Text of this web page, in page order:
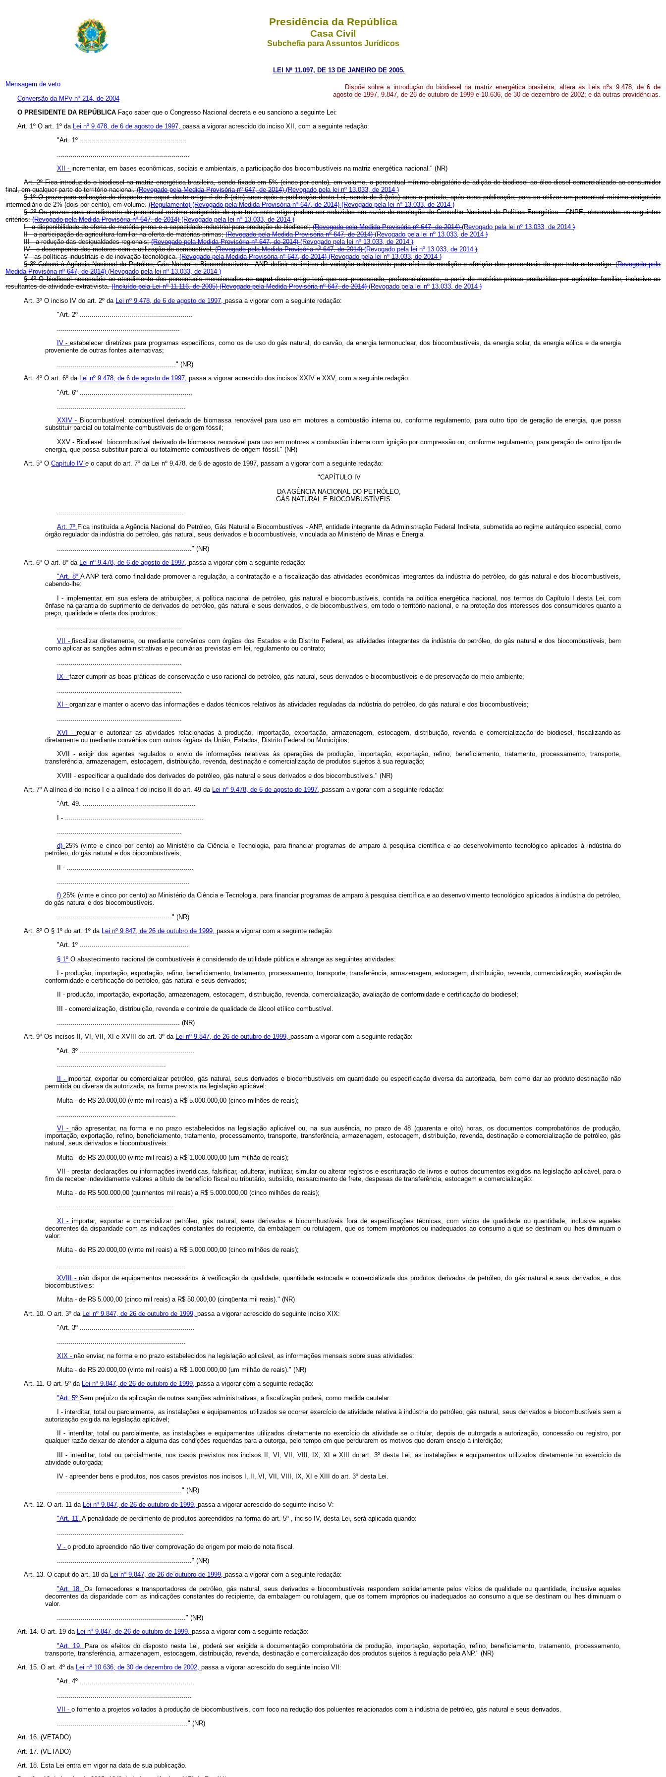
Presidência da República
Casa Civil
Subchefia para Assuntos Jurídicos
LEI Nº 11.097, DE 13 DE JANEIRO DE 2005.
Mensagem de veto
Conversão da MPv nº 214, de 2004
Dispõe sobre a introdução do biodiesel na matriz energética brasileira; altera as Leis nºs 9.478, de 6 de
agosto de 1997, 9.847, de 26 de outubro de 1999 e 10.636, de 30 de dezembro de 2002; e dá outras providências.
O PRESIDENTE DA REPÚBLICA Faço saber que o Congresso Nacional decreta e eu sanciono a seguinte Lei:
Art. 1º O art. 1º da
Lei nº 9.478, de 6 de agosto de 1997, passa a vigorar acrescido do inciso XII, com a seguinte redação:
"Art. 1º ......................................................
XII - incrementar, em bases econômicas, sociais e ambientais, a participação dos biocombustíveis na matriz energética nacional." (NR)
Art. 2º Fica introduzido o biodiesel na matriz energética brasileira, sendo fixado em 5% (cinco por cento), em volume, o percentual mínimo obrigatório de adição de biodiesel ao óleo diesel comercializado ao consumidor
final, em qualquer parte do território nacional.(Revogado pela Medida Provisória nº 647, de 2014)(Revogado pela lei nº 13.033, de 2014)
§ 1º O prazo para aplicação do disposto no caput deste artigo é de 8 (oito) anos após a publicação desta Lei, sendo de 3 (três) anos o período, após essa publicação, para se utilizar um percentual mínimo obrigatório
intermediário de 2% (dois por cento), em volume.(Regulamento)(Revogado pela Medida Provisória nº 647, de 2014)(Revogado pela lei nº 13.033, de 2014)
§ 2º Os prazos para atendimento do percentual mínimo obrigatório de que trata este artigo podem ser reduzidos em razão de resolução do Conselho Nacional de Política Energética - CNPE, observados os seguintes
critérios:(Revogado pela Medida Provisória nº 647, de 2014)(Revogado pela lei nº 13.033, de 2014)
I - a disponibilidade de oferta de matéria-prima e a capacidade industrial para produção de biodiesel;(Revogado pela Medida Provisória nº 647, de 2014)(Revogado pela lei nº 13.033, de 2014)
II - a participação da agricultura familiar na oferta de matérias-primas;(Revogado pela Medida Provisória nº 647, de 2014)(Revogado pela lei nº 13.033, de 2014)
III - a redução das desigualdades regionais;(Revogado pela Medida Provisória nº 647, de 2014)(Revogado pela lei nº 13.033, de 2014)
IV - o desempenho dos motores com a utilização do combustível;(Revogado pela Medida Provisória nº 647, de 2014)(Revogado pela lei nº 13.033, de 2014)
V - as políticas industriais e de inovação tecnológica.(Revogado pela Medida Provisória nº 647, de 2014)(Revogado pela lei nº 13.033, de 2014)
§ 3º Caberá à Agência Nacional do Petróleo, Gás Natural e Biocombustíveis - ANP definir os limites de variação admissíveis para efeito de medição e aferição dos percentuais de que trata este artigo.(Revogado pela
Medida Provisória nº 647, de 2014)(Revogado pela lei nº 13.033, de 2014)
§ 4º O biodiesel necessário ao atendimento dos percentuais mencionados nocaputdeste artigo terá que ser processado, preferencialmente, a partir de matérias-primas produzidas por agricultor familiar, inclusive as
resultantes de atividade extrativista.(Incluído pela Lei nº 11.116, de 2005)(Revogado pela Medida Provisória nº 647, de 2014)(Revogado pela lei nº 13.033, de 2014)
Art. 3º O inciso IV do art. 2º da Lei nº 9.478, de 6 de agosto de 1997,passa a vigorar com a seguinte redação:
"Art. 2º .........................................................
..............................................................
IV - estabelecer diretrizes para programas específicos, como os de uso do gás natural, do carvão, da energia termonuclear, dos biocombustíveis, da energia solar, da energia eólica e da energia
proveniente de outras fontes alternativas;
............................................................" (NR)
Art. 4º O art. 6º da Lei nº 9.478, de 6 de agosto de 1997,passa a vigorar acrescido dos incisos XXIV e XXV, com a seguinte redação:
"Art. 6º .........................................................
XXIV - Biocombustível: combustível derivado de biomassa renovável para uso em motores a combustão interna ou, conforme regulamento, para outro tipo de geração de energia, que possa
substituir parcial ou totalmente combustíveis de origem fóssil;
XXV - Biodiesel: biocombustível derivado de biomassa renovável para uso em motores a combustão interna com ignição por compressão ou, conforme regulamento, para geração de outro tipo de
energia, que possa substituir parcial ou totalmente combustíveis de origem fóssil." (NR)
Art. 5º OCapítulo IVe o caput do art. 7º da Lei nº 9.478, de 6 de agosto de 1997, passam a vigorar com a seguinte redação:
"CAPÍTULO IV
DA AGÊNCIA NACIONAL DO PETRÓLEO,
GÁS NATURAL E BIOCOMBUSTÍVEIS
Art. 7º Fica instituída a Agência Nacional do Petróleo, Gás Natural e Biocombustíves - ANP, entidade integrante da Administração Federal Indireta, submetida ao regime autárquico especial, como
órgão regulador da indústria do petróleo, gás natural, seus derivados e biocombustíveis, vinculada ao Ministério de Minas e Energia.
...................................................................." (NR)
Art. 6º O art. 8º da
Lei nº 9.478, de 6 de agosto de 1997,passa a vigorar com a seguinte redação:
"Art. 8º A ANP terá como finalidade promover a regulação, a contratação e a fiscalização das atividades econômicas integrantes da indústria do petróleo, do gás natural e dos biocombustíveis,
cabendo-lhe:
I - implementar, em sua esfera de atribuições, a política nacional de petróleo, gás natural e biocombustíveis, contida na política energética nacional, nos termos do Capítulo I desta Lei, com
ênfase na garantia do suprimento de derivados de petróleo, gás natural e seus derivados, e de biocombustíveis, em todo o território nacional, e na proteção dos interesses dos consumidores quanto a
preço, qualidade e oferta dos produtos;
VII -fiscalizar diretamente, ou mediante convênios com órgãos dos Estados e do Distrito Federal, as atividades integrantes da indústria do petróleo, do gás natural e dos biocombustíveis, bem
como aplicar as sanções administrativas e pecuniárias previstas em lei, regulamento ou contrato;
IX - fazer cumprir as boas práticas de conservação e uso racional do petróleo, gás natural, seus derivados e biocombustíveis e de preservação do meio ambiente;
...............................................................
XI - organizar e manter o acervo das informações e dados técnicos relativos às atividades reguladas da indústria do petróleo, do gás natural e dos biocombustíveis;
XVI -regular e autorizar as atividades relacionadas à produção, importação, exportação, armazenagem, estocagem, distribuição, revenda e comercialização de biodiesel, fiscalizando-as
diretamente ou mediante convênios com outros órgãos da União, Estados, Distrito Federal ou Municípios;
XVII - exigir dos agentes regulados o envio de informações relativas às operações de produção, importação, exportação, refino, beneficiamento, tratamento, processamento, transporte,
transferência, armazenagem, estocagem, distribuição, revenda, destinação e comercialização de produtos sujeitos à sua regulação;
XVIII - especificar a qualidade dos derivados de petróleo, gás natural e seus derivados e dos biocombustíveis." (NR)
Art. 7º A alínea d do inciso I e a alínea f do inciso II do art. 49 da Lei nº 9.478, de 6 de agosto de 1997,passam a vigorar com a seguinte redação:
"Art. 49. .........................................................
I - ......................................................................
...............................................................
d) 25% (vinte e cinco por cento) ao Ministério da Ciência e Tecnologia, para financiar programas de amparo à pesquisa científica e ao desenvolvimento tecnológico aplicados à indústria do
petróleo, do gás natural e dos biocombustíveis;
II - ................................................................
...................................................................
f) 25% (vinte e cinco por cento) ao Ministério da Ciência e Tecnologia, para financiar programas de amparo à pesquisa científica e ao desenvolvimento tecnológico aplicados à indústria do petróleo,
do gás natural e dos biocombustíveis.
.........................................................." (NR)
Art. 8º O § 1º do art. 1º da Lei nº 9.847, de 26 de outubro de 1999,passa a vigorar com a seguinte redação:
"Art. 1º .......................................................
§ 1º O abastecimento nacional de combustíveis é considerado de utilidade pública e abrange as seguintes atividades:
I - produção, importação, exportação, refino, beneficiamento, tratamento, processamento, transporte, transferência, armazenagem, estocagem, distribuição, revenda, comercialização, avaliação de
conformidade e certificação do petróleo, gás natural e seus derivados;
II - produção, importação, exportação, armazenagem, estocagem, distribuição, revenda, comercialização, avaliação de conformidade e certificação do biodiesel;
III - comercialização, distribuição, revenda e controle de qualidade de álcool etílico combustível.
.............................................................. (NR)
Art. 9º Os incisos II, VI, VII, XI e XVIII do art. 3º da Lei nº 9.847, de 26 de outubro de 1999,passam a vigorar com a seguinte redação:
"Art. 3º ..........................................................
.......................................................
II -importar, exportar ou comercializar petróleo, gás natural, seus derivados e biocombustíveis em quantidade ou especificação diversa da autorizada, bem como dar ao produto destinação não
permitida ou diversa da autorizada, na forma prevista na legislação aplicável:
Multa - de R$ 20.000,00 (vinte mil reais) a R$ 5.000.000,00 (cinco milhões de reais);
............................................................
VI -não apresentar, na forma e no prazo estabelecidos na legislação aplicável ou, na sua ausência, no prazo de 48 (quarenta e oito) horas, os documentos comprobatórios de produção,
importação, exportação, refino, beneficiamento, tratamento, processamento, transporte, transferência, armazenagem, estocagem, distribuição, revenda, destinação e comercialização de petróleo, gás
natural, seus derivados e biocombustíveis:
Multa - de R$ 20.000,00 (vinte mil reais) a R$ 1.000.000,00 (um milhão de reais);
VII - prestar declarações ou informações inverídicas, falsificar, adulterar, inutilizar, simular ou alterar registros e escrituração de livros e outros documentos exigidos na legislação aplicável, para o
fim de receber indevidamente valores a título de benefício fiscal ou tributário, subsídio, ressarcimento de frete, despesas de transferência, estocagem e comercialização:
Multa - de R$ 500.000,00 (quinhentos mil reais) a R$ 5.000.000,00 (cinco milhões de reais);
XI - importar, exportar e comercializar petróleo, gás natural, seus derivados e biocombustíveis fora de especificações técnicas, com vícios de qualidade ou quantidade, inclusive aqueles
decorrentes da disparidade com as indicações constantes do recipiente, da embalagem ou rotulagem, que os tornem impróprios ou inadequados ao consumo a que se destinam ou lhes diminuam o
valor:
Multa - de R$ 20.000,00 (vinte mil reais) a R$ 5.000.000,00 (cinco milhões de reais);
XVIII -não dispor de equipamentos necessários à verificação da qualidade, quantidade estocada e comercializada dos produtos derivados de petróleo, do gás natural e seus derivados, e dos
biocombustíveis:
Multa - de R$ 5.000,00 (cinco mil reais) a R$ 50.000,00 (cinqüenta mil reais)." (NR)
Art. 10. O art. 3º da Lei nº 9.847, de 26 de outubro de 1999,passa a vigorar acrescido do seguinte inciso XIX:
"Art. 3º ..........................................................
.................................................................
XIX - não enviar, na forma e no prazo estabelecidos na legislação aplicável, as informações mensais sobre suas atividades:
Multa - de R$ 20.000,00 (vinte mil reais) a R$ 1.000.000,00 (um milhão de reais)." (NR)
Art. 11. O art. 5º da Lei nº 9.847, de 26 de outubro de 1999,passa a vigorar com a seguinte redação:
"Art. 5º Sem prejuízo da aplicação de outras sanções administrativas, a fiscalização poderá, como medida cautelar:
I - interditar, total ou parcialmente, as instalações e equipamentos utilizados se ocorrer exercício de atividade relativa à indústria do petróleo, gás natural, seus derivados e biocombustíveis sem a
autorização exigida na legislação aplicável;
II - interditar, total ou parcialmente, as instalações e equipamentos utilizados diretamente no exercício da atividade se o titular, depois de outorgada a autorização, concessão ou registro, por
qualquer razão deixar de atender a alguma das condições requeridas para a outorga, pelo tempo em que perdurarem os motivos que deram ensejo à interdição;
III - interditar, total ou parcialmente, nos casos previstos nos incisos II, VI, VII, VIII, IX, XI e XIII do art. 3º desta Lei, as instalações e equipamentos utilizados diretamente no exercício da
atividade outorgada;
IV - apreender bens e produtos, nos casos previstos nos incisos I, II, VI, VII, VIII, IX, XI e XIII do art. 3º desta Lei.
..............................................................." (NR)
Art. 12. O art. 11 da Lei nº 9.847, de 26 de outubro de 1999,passa a vigorar acrescido do seguinte inciso V:
"Art. 11. A penalidade de perdimento de produtos apreendidos na forma do art. 5º , inciso IV, desta Lei, será aplicada quando:
................................................................
V - o produto apreendido não tiver comprovação de origem por meio de nota fiscal.
...................................................................." (NR)
Art. 13. O caput do art. 18 da Lei nº 9.847, de 26 de outubro de 1999,passa a vigorar com a seguinte redação:
"Art. 18.Os fornecedores e transportadores de petróleo, gás natural, seus derivados e biocombustíveis respondem solidariamente pelos vícios de qualidade ou quantidade, inclusive aqueles
decorrentes da disparidade com as indicações constantes do recipiente, da embalagem ou rotulagem, que os tornem impróprios ou inadequados ao consumo a que se destinam ou lhes diminuam o
valor.
................................................................." (NR)
Art. 14. O art. 19 da Lei nº 9.847, de 26 de outubro de 1999, passa a vigorar com a seguinte redação:
"Art. 19. Para os efeitos do disposto nesta Lei, poderá ser exigida a documentação comprobatória de produção, importação, exportação, refino, beneficiamento, tratamento, processamento,
transporte, transferência, armazenagem, estocagem, distribuição, revenda, destinação e comercialização dos produtos sujeitos à regulação pela ANP." (NR)
Art. 15. O art. 4º da
Lei nº 10.636, de 30 de dezembro de 2002, passa a vigorar acrescido do seguinte inciso VII:
"Art. 4º ..........................................................
VII - o fomento a projetos voltados à produção de biocombustíveis, com foco na redução dos poluentes relacionados com a indústria de petróleo, gás natural e seus derivados.
.................................................................." (NR)
Art. 16. (VETADO)
Art. 17. (VETADO)
Art. 18. Esta Lei entra em vigor na data de sua publicação.